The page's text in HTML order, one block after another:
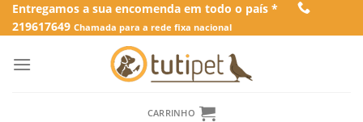
SkipEntregamos a sua encomenda em todo o país *
219617649 Chamada para a rede fixa nacional
CARRINHO